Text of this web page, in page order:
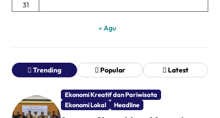
31
« Agu
Trending Popular Latest
Ekonomi Kreatif dan Pariwisata
Ekonomi Lokal
Headline